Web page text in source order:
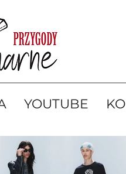
YOUTUBE